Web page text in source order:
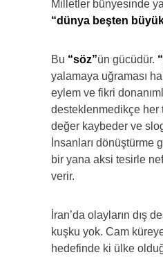
Milletler bünyesinde
“dünya beşten
Bu “söz”ün gücüdür.
yalamaya uğraması
eylem ve fikri
desteklenmedikçe her
değer kaybeder ve
İnsanları dönüştürme
bir yana aksi tesirle
verir.
İran’da olayların dış
kuşku yok. Cam
hedefinde ki ülke